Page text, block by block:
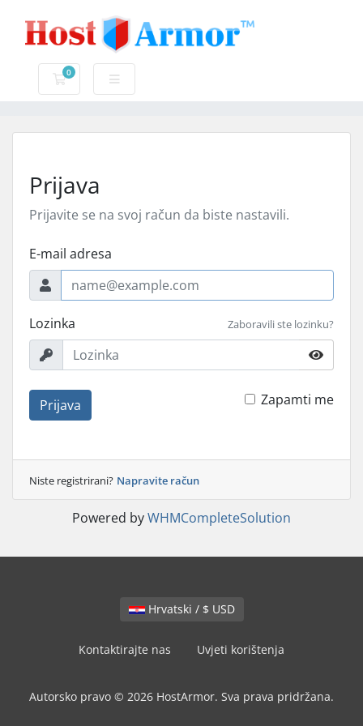
0
Košarica
Prijava
Prijavite se na svoj račun da biste nastavili.
E-mail adresa
Lozinka Zaboravili ste lozinku?
Prijava Zapamti me
Niste registrirani? Napravite račun
Powered byWHMCompleteSolution
Hrvatski / $ USD
Kontaktirajte nas Uvjeti korištenja
Autorsko pravo © 2026 HostArmor. Sva prava pridržana.